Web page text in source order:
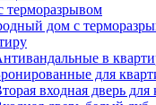
терморазрывом
дом с
в
для
входная дверь для